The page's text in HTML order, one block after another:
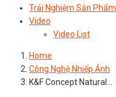
Trải Nghiệm Sản Phẩm
Video
Video List
Home
Công Nghệ Nhiếp Ảnh
K&F Concept Natural…